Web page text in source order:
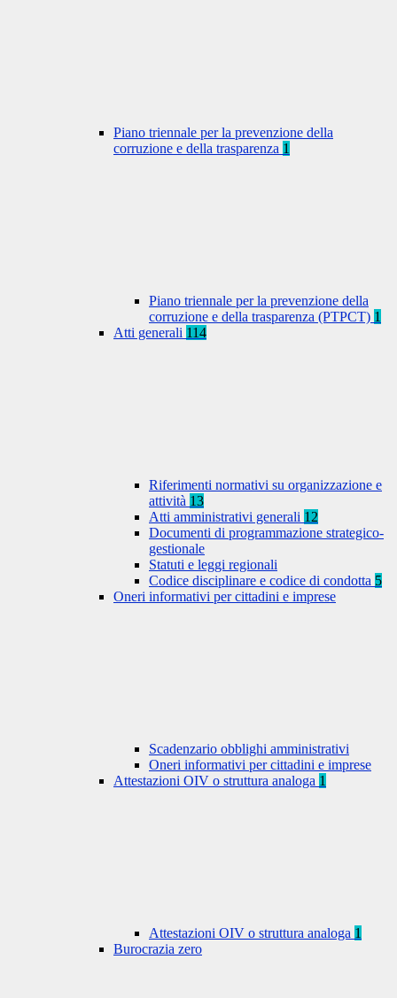
Piano triennale per la prevenzione della
corruzione e della trasparenza 1
Piano triennale per la prevenzione della
corruzione e della trasparenza (PTPCT) 1
Atti generali 114
Riferimenti normativi su organizzazione e
attività 13
Atti amministrativi generali 12
Documenti di programmazione strategico-
gestionale
Statuti e leggi regionali
Codice disciplinare e codice di condotta 5
Oneri informativi per cittadini e imprese
Scadenzario obblighi amministrativi
Oneri informativi per cittadini e imprese
Attestazioni OIV o struttura analoga 1
Attestazioni OIV o struttura analoga 1
Burocrazia zero